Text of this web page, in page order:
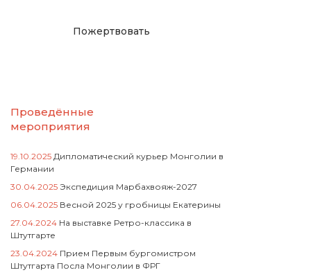
Пожертвовать
Проведённые
мероприятия
19.10.2025 Дипломатический курьер Монголии в
Германии
30.04.2025 Экспедиция Марбахвояж-2027
06.04.2025 Весной 2025 у гробницы Екатерины
27.04.2024 На выставке Ретро-классика в
Штутгарте
23.04.2024 Прием Первым бургомистром
Штутгарта Посла Монголии в ФРГ